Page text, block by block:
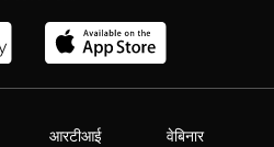
आरटीआई वेबिनार